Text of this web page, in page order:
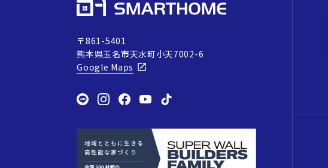
〒861-5401
熊本県玉名市天水町小天7002-6
Google Maps